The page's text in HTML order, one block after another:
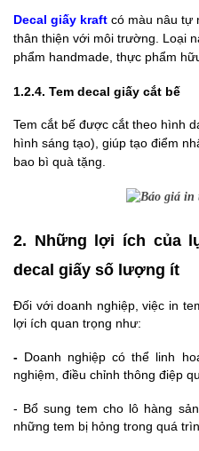
Decal giấy kraft có màu nâu tự
thân thiện với môi trường. Loại
phẩm handmade, thực phẩm
1.2.4. Tem decal giấy cắt bế
Tem cắt bế được cắt theo hình
hình sáng tạo), giúp tạo điểm
bao bì quà tặng.
2. Những lợi ích của
decal giấy số lượng ít
Đối với doanh nghiệp, việc in
lợi ích quan trọng như:
- Doanh nghiệp có thể linh
nghiệm, điều chỉnh thông điệp
- Bổ sung tem cho lô hàng
những tem bị hỏng trong quá